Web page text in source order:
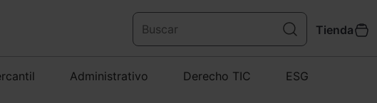
Tienda
Administrativo Derecho TIC ESG